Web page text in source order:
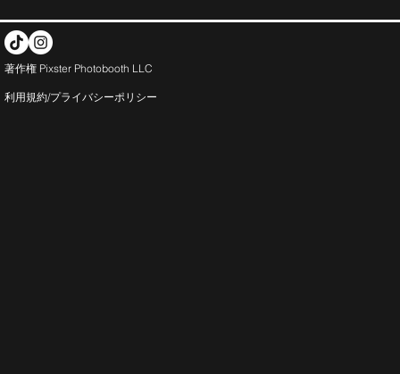
著作権 Pixster Photobooth LLC
利用規約/プライバシーポリシー